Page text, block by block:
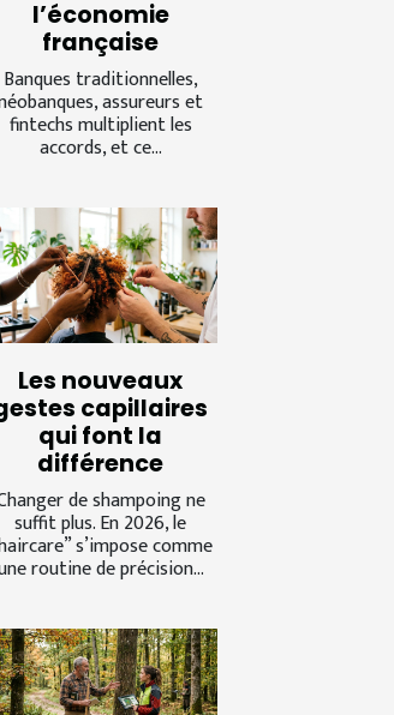
l’économie
française
Banques traditionnelles,
assureurs et
fintechs multiplient les
accords, et ce...
Les nouveaux
capillaires
qui font la
différence
de shampoing ne
suffit plus. En 2026, le
s’impose comme
routine de précision...